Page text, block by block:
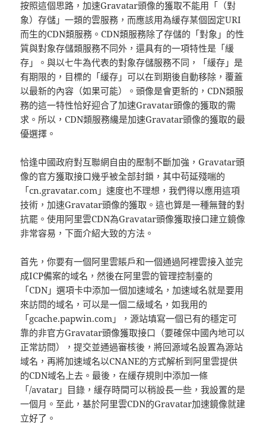
按照這個思路，加速Gravatar頭像的獲取不能用「（對
象）存儲」一類的雲服務，而應該用為緩存某個固定URI
而生的CDN類服務。CDN類服務除了存儲的「對象」的性
質與對象存儲類服務不同外，還具有的一項特性是「緩
存」。與以七牛為代表的對象存儲服務不同，「緩存」是
有期限的，目標的「緩存」可以在到期後自動移除，覆蓋
以最新的內容（如果可能）。頭像是會更新的，CDN類服
務的這一特性恰好迎合了加速Gravatar頭像的獲取的需
求。所以，CDN類服務纔是加速Gravatar頭像的獲取的最
優選擇。
恰逢中國政府對互聯網自由的壓制不斷加強，Gravatar頭
像的官方獲取接口幾乎被全部封鎖，其中苟延殘喘的
「cn.gravatar.com」速度也不理想，我們得以應用這項
技術，加速Gravatar頭像的獲取。這也算是一種無聲的對
抗罷。使用阿里雲CDN為Gravatar頭像獲取接口建立鏡像
非常容易，下面介紹大致的方法。
首先，你要有一個阿里雲賬戶和一個通過阿裡雲接入並完
成ICP備案的域名，然後在阿里雲的管理控制臺的
「CDN」選項卡中添加一個加速域名，加速域名就是要用
來訪問的域名，可以是一個二級域名，如我用的
「gcache.papwin.com」，源站填寫一個已有的穩定可
靠的非官方Gravatar頭像獲取接口（要確保中國內地可以
正常訪問），提交並通過審核後，將回源域名設置為源站
域名，再將加速域名以CNANE的方式解析到阿里雲提供
的CDN域名上去。最後，在緩存規則中添加一條
「/avatar」目錄，緩存時間可以稍設長一些，我設置的是
一個月。至此，基於阿里雲CDN的Gravatar加速鏡像就建
立好了。